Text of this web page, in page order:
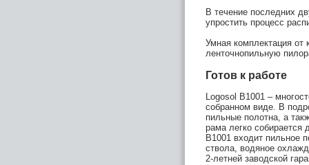
В течение последних
упростить процесс
Умная комплектация
ленточнопильную
Готов к работе
Logosol B1001 –
собранном виде. В
пильные полотна, а
рама легко собирается
B1001 входит пильное
ствола, водяное
2-летней заводской